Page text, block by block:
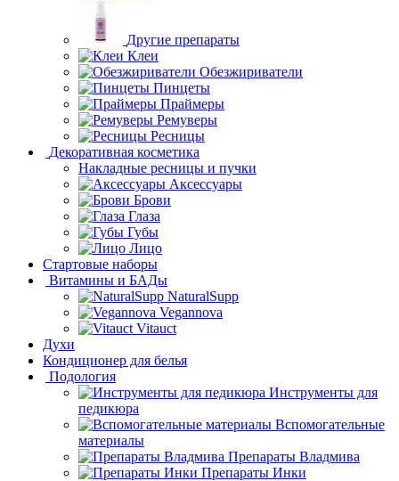
Другие препараты
Клеи
Обезжириватели
Пинцеты
Праймеры
Ремуверы
Ресницы
Декоративная косметика
Накладные ресницы и пучки
Аксессуары
Брови
Глаза
Губы
Лицо
Стартовые наборы
Витамины и БАДы
NaturalSupp
Vegannova
Vitauct
Духи
Кондиционер для белья
Подология
Инструменты для
педикюра
Вспомогательные
материалы
Препараты Владмива
Препараты Инки